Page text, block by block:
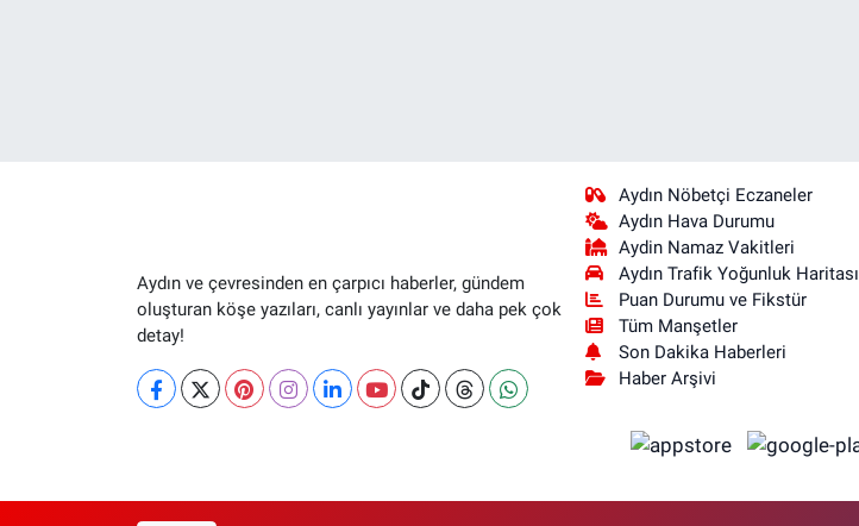
Aydın ve çevresinden en çarpıcı haberler, gündem
oluşturan köşe yazıları, canlı yayınlar ve daha pek çok
detay!
Aydın Nöbetçi Eczaneler
Aydın Hava Durumu
Aydin Namaz Vakitleri
Aydın Trafik Yoğunluk Haritası
Puan Durumu ve Fikstür
Tüm Manşetler
Son Dakika Haberleri
Haber Arşivi